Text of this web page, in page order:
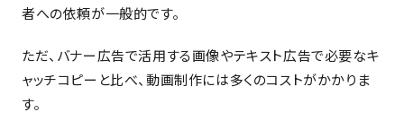
者への依頼が一般的です。
ただ、バナー広告で活用する画像やテキスト広告で必要なキ
ャッチコピーと比べ、動画制作には多くのコストがかかりま
す。